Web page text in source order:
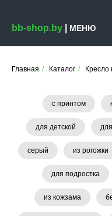
bb-shop.by МЕНЮ
Главная / Каталог / Кресло
с принтом
для детской
серый из рогожки
для подростка
из кожзама